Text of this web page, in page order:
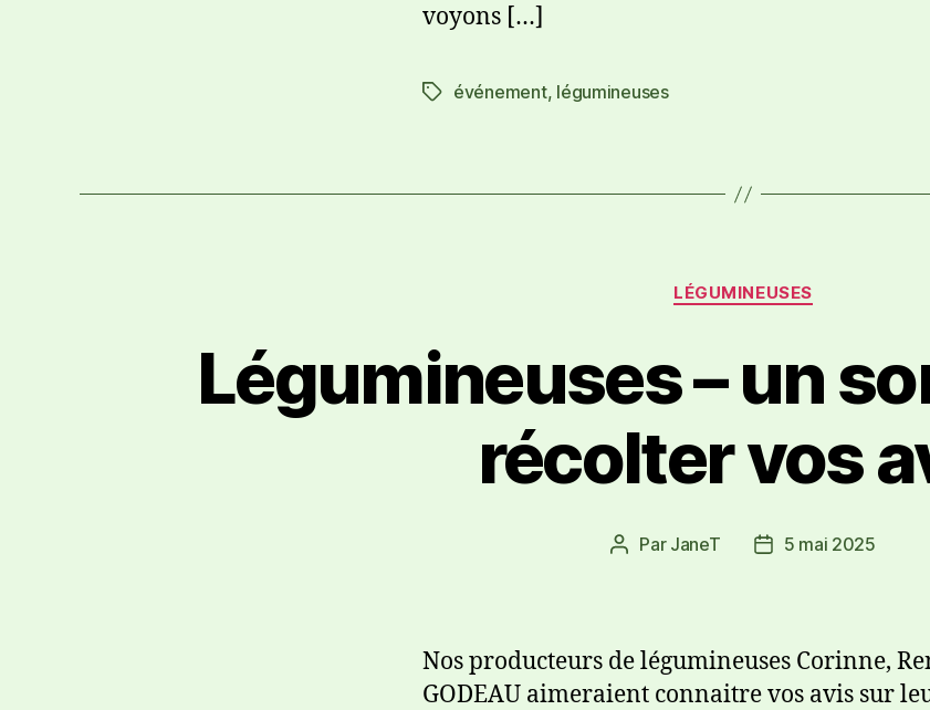
voyons […]
événement, légumineuses
LÉGUMINEUSES
Légumineuses – un
récolter vos
Par JaneT 5 mai 2025
Nos producteurs de légumineuses Corinne,
GODEAU aimeraient connaitre vos avis sur